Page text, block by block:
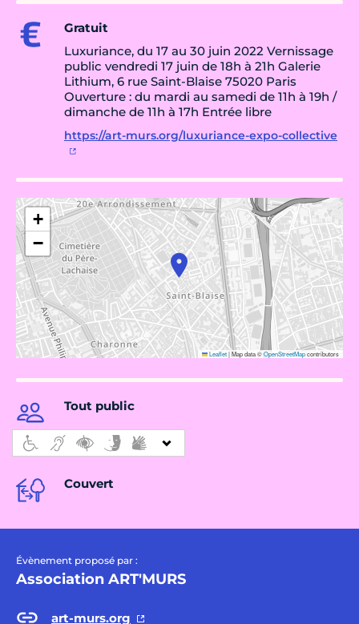
Gratuit
Luxuriance, du 17 au 30 juin 2022 Vernissage
public vendredi 17 juin de 18h à 21h Galerie
Lithium, 6 rue Saint-Blaise 75020 Paris
Ouverture : du mardi au samedi de 11h à 19h /
dimanche de 11h à 17h Entrée libre
https://art-murs.org/luxuriance-expo-collective
+
−
Leaflet|Map data ©OpenStreetMapcontributors
Tout public
Couvert
Évènement proposé par :
Association ART'MURS
art-murs.org